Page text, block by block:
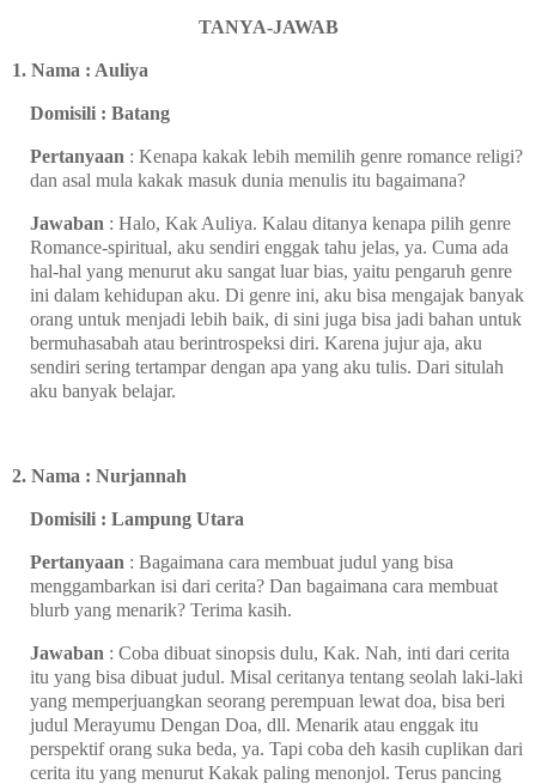
TANYA-JAWAB
1. Nama : Auliya
Domisili : Batang
Pertanyaan : Kenapa kakak lebih memilih genre romance religi?
dan asal mula kakak masuk dunia menulis itu bagaimana?
Jawaban : Halo, Kak Auliya. Kalau ditanya kenapa pilih genre
Romance-spiritual, aku sendiri enggak tahu jelas, ya. Cuma ada
hal-hal yang menurut aku sangat luar bias, yaitu pengaruh genre
ini dalam kehidupan aku. Di genre ini, aku bisa mengajak banyak
orang untuk menjadi lebih baik, di sini juga bisa jadi bahan untuk
bermuhasabah atau berintrospeksi diri. Karena jujur aja, aku
sendiri sering tertampar dengan apa yang aku tulis. Dari situlah
aku banyak belajar.
2. Nama : Nurjannah
Domisili : Lampung Utara
Pertanyaan : Bagaimana cara membuat judul yang bisa
menggambarkan isi dari cerita? Dan bagaimana cara membuat
blurb yang menarik? Terima kasih.
Jawaban : Coba dibuat sinopsis dulu, Kak. Nah, inti dari cerita
itu yang bisa dibuat judul. Misal ceritanya tentang seolah laki-laki
yang memperjuangkan seorang perempuan lewat doa, bisa beri
judul Merayumu Dengan Doa, dll. Menarik atau enggak itu
perspektif orang suka beda, ya. Tapi coba deh kasih cuplikan dari
cerita itu yang menurut Kakak paling menonjol. Terus pancing